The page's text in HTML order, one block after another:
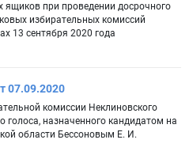
при проведении досрочного
избирательных комиссий
13 сентября 2020 года
07.09.2020
комиссии Неклиновского
голоса, назначенного кандидатом на
области Бессоновым Е. И.